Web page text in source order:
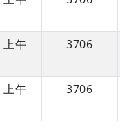
上午 3706
上午 3706